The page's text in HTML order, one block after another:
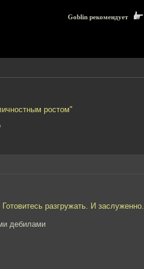
Goblin рекомендует
ростом"
разгружать. И заслуженно.
дебилами